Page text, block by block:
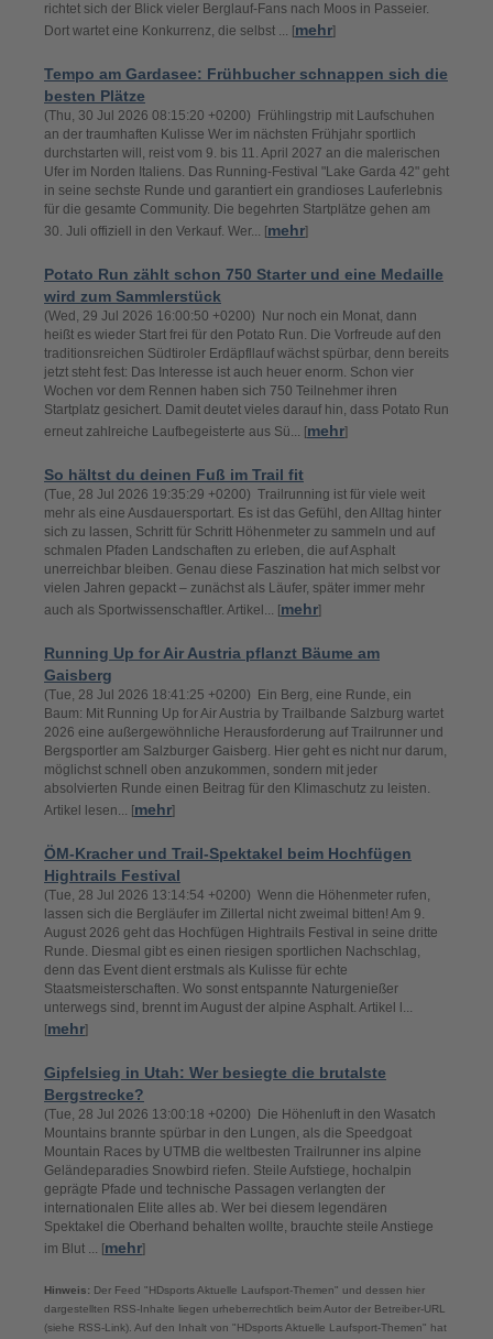
richtet sich der Blick vieler Berglauf-Fans nach Moos in Passeier.
Dort wartet eine Konkurrenz, die selbst ... [mehr]
Tempo am Gardasee: Frühbucher schnappen sich die
besten Plätze
(Thu, 30 Jul 2026 08:15:20 +0200) Frühlingstrip mit Laufschuhen
an der traumhaften Kulisse Wer im nächsten Frühjahr sportlich
durchstarten will, reist vom 9. bis 11. April 2027 an die malerischen
Ufer im Norden Italiens. Das Running-Festival "Lake Garda 42" geht
in seine sechste Runde und garantiert ein grandioses Lauferlebnis
für die gesamte Community. Die begehrten Startplätze gehen am
30. Juli offiziell in den Verkauf. Wer... [mehr]
Potato Run zählt schon 750 Starter und eine Medaille
wird zum Sammlerstück
(Wed, 29 Jul 2026 16:00:50 +0200) Nur noch ein Monat, dann
heißt es wieder Start frei für den Potato Run. Die Vorfreude auf den
traditionsreichen Südtiroler Erdäpfllauf wächst spürbar, denn bereits
jetzt steht fest: Das Interesse ist auch heuer enorm. Schon vier
Wochen vor dem Rennen haben sich 750 Teilnehmer ihren
Startplatz gesichert. Damit deutet vieles darauf hin, dass Potato Run
erneut zahlreiche Laufbegeisterte aus Sü... [mehr]
So hältst du deinen Fuß im Trail fit
(Tue, 28 Jul 2026 19:35:29 +0200) Trailrunning ist für viele weit
mehr als eine Ausdauersportart. Es ist das Gefühl, den Alltag hinter
sich zu lassen, Schritt für Schritt Höhenmeter zu sammeln und auf
schmalen Pfaden Landschaften zu erleben, die auf Asphalt
unerreichbar bleiben. Genau diese Faszination hat mich selbst vor
vielen Jahren gepackt – zunächst als Läufer, später immer mehr
auch als Sportwissenschaftler. Artikel... [mehr]
Running Up for Air Austria pflanzt Bäume am
Gaisberg
(Tue, 28 Jul 2026 18:41:25 +0200) Ein Berg, eine Runde, ein
Baum: Mit Running Up for Air Austria by Trailbande Salzburg wartet
2026 eine außergewöhnliche Herausforderung auf Trailrunner und
Bergsportler am Salzburger Gaisberg. Hier geht es nicht nur darum,
möglichst schnell oben anzukommen, sondern mit jeder
absolvierten Runde einen Beitrag für den Klimaschutz zu leisten.
Artikel lesen... [mehr]
ÖM-Kracher und Trail-Spektakel beim Hochfügen
Hightrails Festival
(Tue, 28 Jul 2026 13:14:54 +0200) Wenn die Höhenmeter rufen,
lassen sich die Bergläufer im Zillertal nicht zweimal bitten! Am 9.
August 2026 geht das Hochfügen Hightrails Festival in seine dritte
Runde. Diesmal gibt es einen riesigen sportlichen Nachschlag,
denn das Event dient erstmals als Kulisse für echte
Staatsmeisterschaften. Wo sonst entspannte Naturgenießer
unterwegs sind, brennt im August der alpine Asphalt. Artikel l...
[mehr]
Gipfelsieg in Utah: Wer besiegte die brutalste
Bergstrecke?
(Tue, 28 Jul 2026 13:00:18 +0200) Die Höhenluft in den Wasatch
Mountains brannte spürbar in den Lungen, als die Speedgoat
Mountain Races by UTMB die weltbesten Trailrunner ins alpine
Geländeparadies Snowbird riefen. Steile Aufstiege, hochalpin
geprägte Pfade und technische Passagen verlangten der
internationalen Elite alles ab. Wer bei diesem legendären
Spektakel die Oberhand behalten wollte, brauchte steile Anstiege
im Blut ... [mehr]
Hinweis: Der Feed "HDsports Aktuelle Laufsport-Themen" und dessen hier
dargestellten RSS-Inhalte liegen urheberrechtlich beim Autor der Betreiber-URL
(siehe RSS-Link). Auf den Inhalt von "HDsports Aktuelle Laufsport-Themen" hat